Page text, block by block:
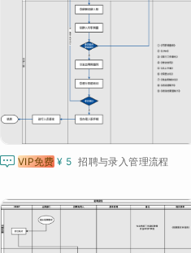
 VIP免费 ¥ 5 招聘与录入管理流程